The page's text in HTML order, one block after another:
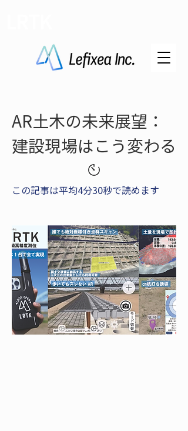
AR土木の未来展望：
建設現場はこう変わる
この記事は平均4分30秒で読めます